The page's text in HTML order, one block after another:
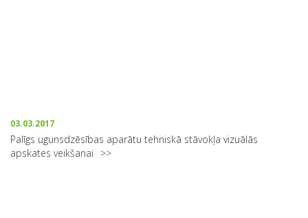
03.03.2017
Palīgs ugunsdzēsības aparātu tehniskā stāvokļa vizuālās
apskates veikšanai